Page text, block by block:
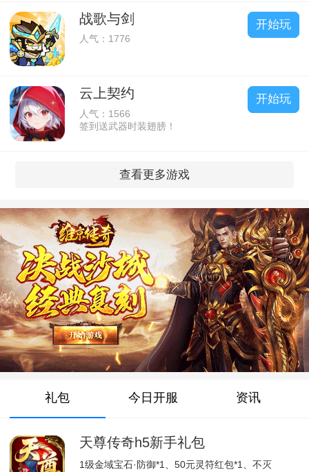
战歌与剑
人气：1776
开始玩
云上契约
人气：1566
签到送武器时装翅膀！
开始玩
查看更多游戏
礼包 今日开服 资讯
天尊传奇h5新手礼包
1级金域宝石·防御*1、50元灵符红包*1、不灭